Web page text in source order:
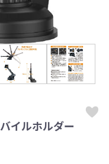
イルホルダー